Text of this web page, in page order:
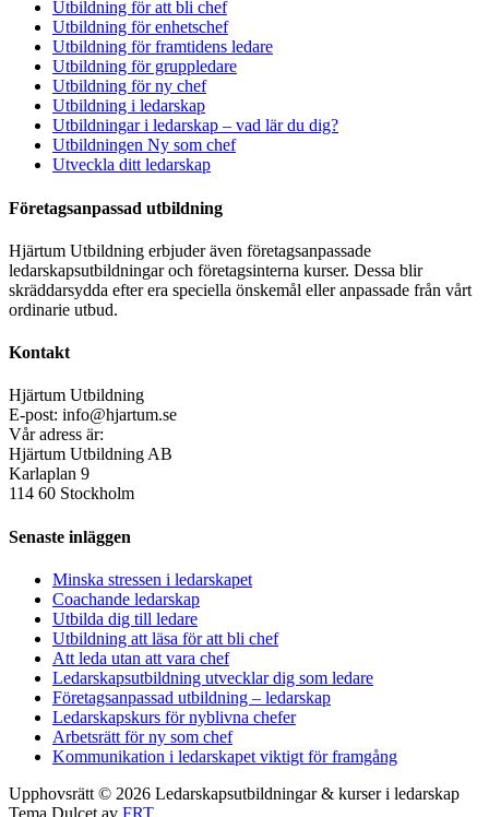
Utbildning för att bli chef
Utbildning för enhetschef
Utbildning för framtidens ledare
Utbildning för gruppledare
Utbildning för ny chef
Utbildning i ledarskap
Utbildningar i ledarskap – vad lär du dig?
Utbildningen Ny som chef
Utveckla ditt ledarskap
Företagsanpassad utbildning
Hjärtum Utbildning erbjuder även företagsanpassade
ledarskapsutbildningar och företagsinterna kurser. Dessa blir
skräddarsydda efter era speciella önskemål eller anpassade från vårt
ordinarie utbud.
Kontakt
Hjärtum Utbildning
E-post: info@hjartum.se
Vår adress är:
Hjärtum Utbildning AB
Karlaplan 9
114 60 Stockholm
Senaste inläggen
Minska stressen i ledarskapet
Coachande ledarskap
Utbilda dig till ledare
Utbildning att läsa för att bli chef
Att leda utan att vara chef
Ledarskapsutbildning utvecklar dig som ledare
Företagsanpassad utbildning – ledarskap
Ledarskapskurs för nyblivna chefer
Arbetsrätt för ny som chef
Kommunikation i ledarskapet viktigt för framgång
Upphovsrätt © 2026 Ledarskapsutbildningar & kurser i ledarskap
Tema Dulcet av FRT